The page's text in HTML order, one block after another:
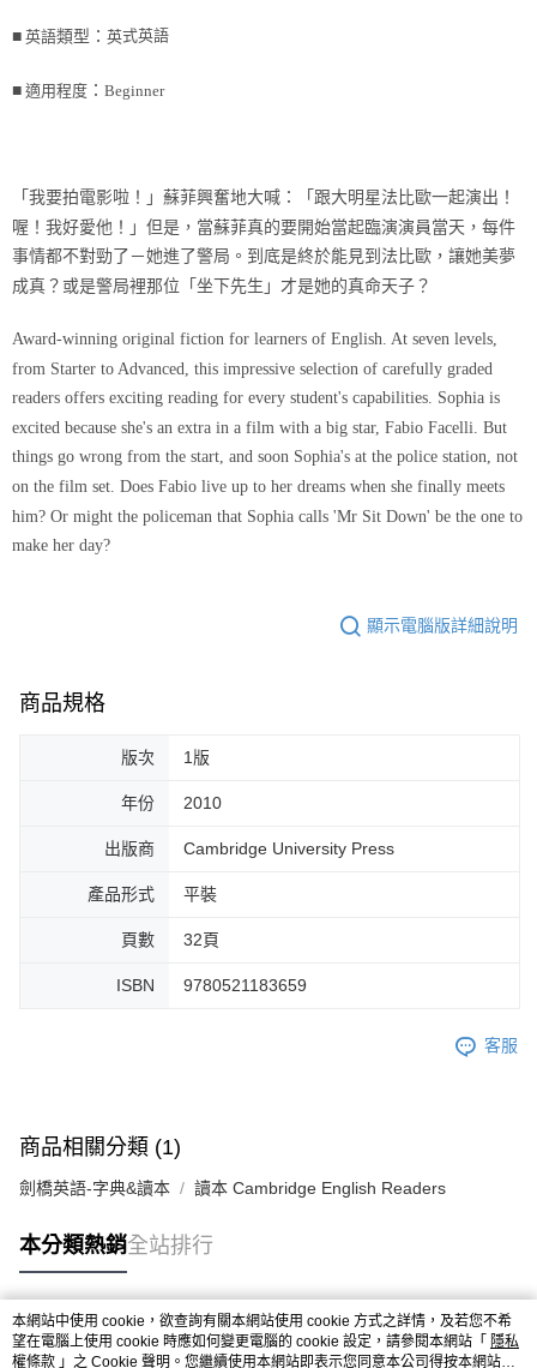
■ 英語類型： 英式英語
■ 適用程度 ： Beginner
「我要拍電影啦！」蘇菲興奮地大喊：「跟大明星法比歐一起演出！
喔！我好愛他！」但是，當蘇菲真的要開始當起臨演演員當天，每件
事情都不對勁了－她進了警局。到底是終於能見到法比歐，讓她美夢
成真？或是警局裡那位「坐下先生」才是她的真命天子？
Award-winning original fiction for learners of English. At seven levels,
from Starter to Advanced, this impressive selection of carefully graded
readers offers exciting reading for every student's capabilities. Sophia is
excited because she's an extra in a film with a big star, Fabio Facelli. But
things go wrong from the start, and soon Sophia's at the police station, not
on the film set. Does Fabio live up to her dreams when she finally meets
him? Or might the policeman that Sophia calls 'Mr Sit Down' be the one to
make her day?
顯示電腦版詳細說明
商品規格
版次 1版
年份 2010
出版商 Cambridge University Press
產品形式 平裝
頁數 32頁
ISBN 9780521183659
客服
商品相關分類 (1)
劍橋英語-字典&讀本 讀本 Cambridge English Readers
本分類熱銷全站排行
熱門標籤
本網站中使用 cookie，欲查詢有關本網站使用 cookie 方式之詳情，及若您不希
望在電腦上使用 cookie 時應如何變更電腦的 cookie 設定，請參閱本網站「 隱私
權條款 」之 Cookie 聲明。您繼續使用本網站即表示您同意本公司得按本網站使